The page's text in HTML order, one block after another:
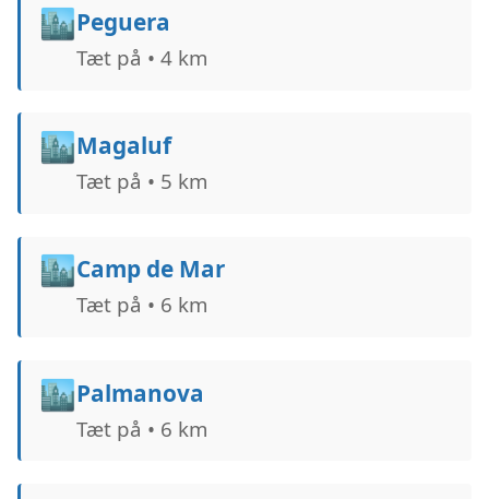
🏙️Peguera
Tæt på • 4 km
🏙️Magaluf
Tæt på • 5 km
🏙️Camp de Mar
Tæt på • 6 km
🏙️Palmanova
Tæt på • 6 km